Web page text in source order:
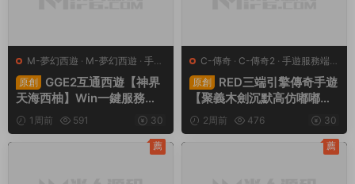
M-夢幻西遊 · M-夢幻西遊 · 手遊
服務端 · 端遊服務端
原創
GGE2互通西遊【神界
天海西柚】Win一鍵服務端
+安卓蘋果PC三端+内置GM
工具+全套源碼+視頻架設教
1周前 591 30
C-傳奇 · C-傳奇2 · 手遊服務端·
端遊服務端
原創
RED三端引擎傳奇手遊
【聚義木劍沉默高仿嘟嘟沉
默】Win一鍵服務端+安卓蘋
果PC三端+視頻架設教程
2周前 476 30
薦 薦